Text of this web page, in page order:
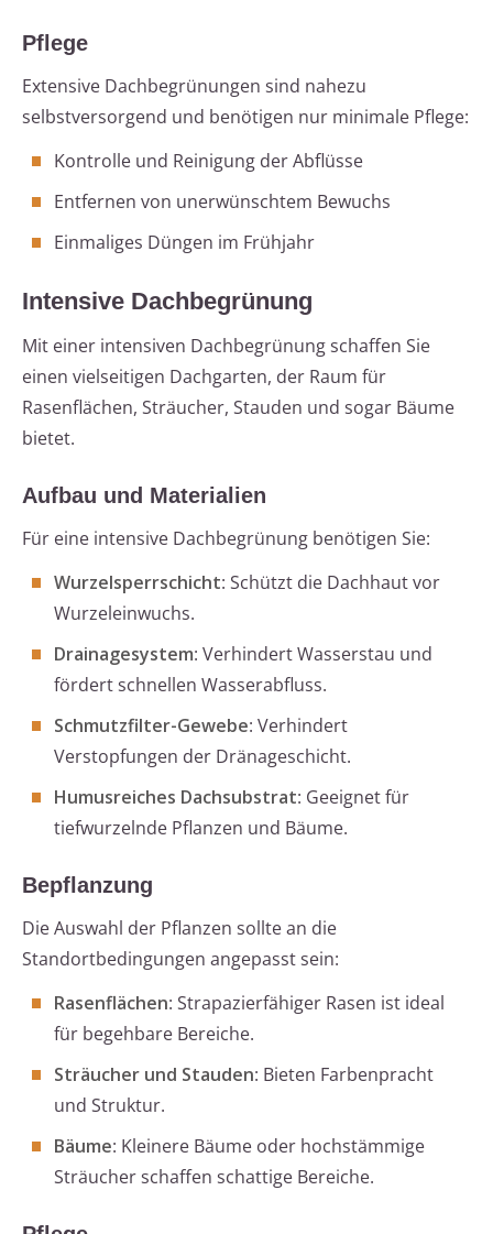
Pflege
Extensive Dachbegrünungen sind nahezu
selbstversorgend und benötigen nur minimale Pflege:
Kontrolle und Reinigung der Abflüsse
Entfernen von unerwünschtem Bewuchs
Einmaliges Düngen im Frühjahr
Intensive Dachbegrünung
Mit einer intensiven Dachbegrünung schaffen Sie
einen vielseitigen Dachgarten, der Raum für
Rasenflächen, Sträucher, Stauden und sogar Bäume
bietet.
Aufbau und Materialien
Für eine intensive Dachbegrünung benötigen Sie:
Wurzelsperrschicht: Schützt die Dachhaut vor
Wurzeleinwuchs.
Drainagesystem: Verhindert Wasserstau und
fördert schnellen Wasserabfluss.
Schmutzfilter-Gewebe: Verhindert
Verstopfungen der Dränageschicht.
Humusreiches Dachsubstrat: Geeignet für
tiefwurzelnde Pflanzen und Bäume.
Bepflanzung
Die Auswahl der Pflanzen sollte an die
Standortbedingungen angepasst sein:
Rasenflächen: Strapazierfähiger Rasen ist ideal
für begehbare Bereiche.
Sträucher und Stauden: Bieten Farbenpracht
und Struktur.
Bäume: Kleinere Bäume oder hochstämmige
Sträucher schaffen schattige Bereiche.